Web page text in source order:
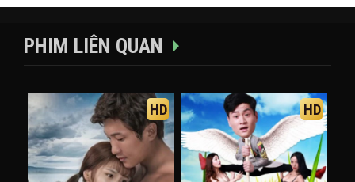
PHIM LIÊN QUAN
HD HD